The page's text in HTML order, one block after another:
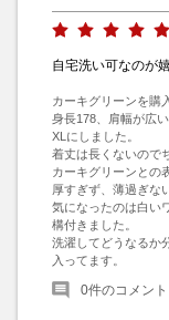
自宅洗い可なのが
カーキグリーンを購入
身長178、肩幅が広
XLにしました。
着丈は長くないので
カーキグリーンとの
厚すぎず、薄過ぎな
気になったのは白い
構付きました。
洗濯してどうなるか
入ってます。
0件のコメント